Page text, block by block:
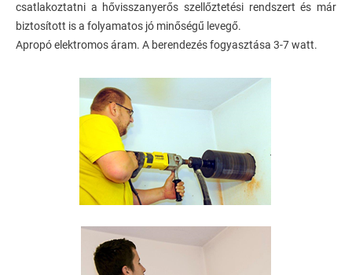
csatlakoztatni a hővisszanyerős szellőztetési rendszert és már
biztosított is a folyamatos jó minőségű levegő.
Apropó elektromos áram. A berendezés fogyasztása 3-7 watt.